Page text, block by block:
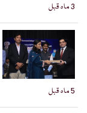
3 ماہ قبل
5 ماہ قبل